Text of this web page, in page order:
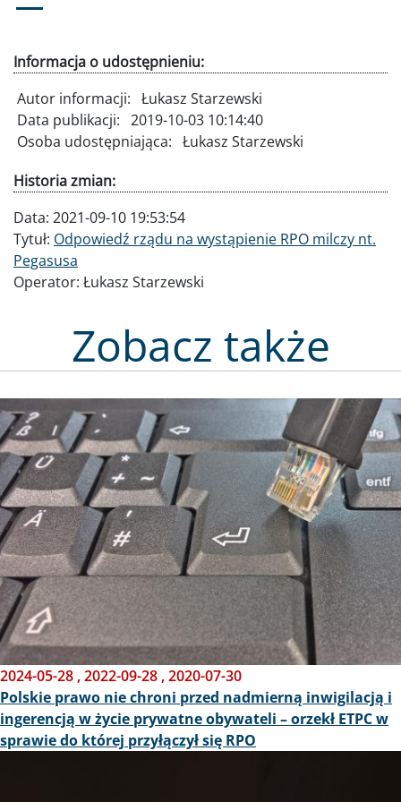
Informacja o udostępnieniu:
Autor informacji: Łukasz Starzewski
Data publikacji: 2019-10-03 10:14:40
Osoba udostępniająca: Łukasz Starzewski
Historia zmian:
Data: 2021-09-10 19:53:54
Tytuł: Odpowiedź rządu na wystąpienie RPO milczy nt.
Pegasusa
Operator: Łukasz Starzewski
Zobacz także
Obraz
2024-05-28 ,2022-09-28 ,2020-07-30
Polskie prawo nie chroni przed nadmierną inwigilacją i
ingerencją w życie prywatne obywateli – orzekł ETPC w
sprawie do której przyłączył się RPO